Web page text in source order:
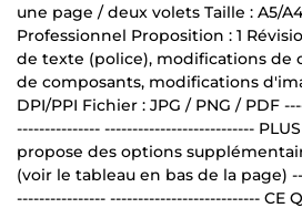
une page / deux volets Taille : A5/
Professionnel Proposition : 1
de texte (police), modifications de
de composants, modifications
DPI/PPI Fichier : JPG / PNG / PDF
--------------- ---------------------------
propose des options
(voir le tableau en bas de la page)
---------------- --------------------------- CE